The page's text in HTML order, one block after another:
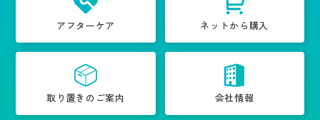
アフターケア ネットから購入
取り置きのご案内 会社情報